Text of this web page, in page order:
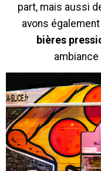
part, mais aussi
avons
bières